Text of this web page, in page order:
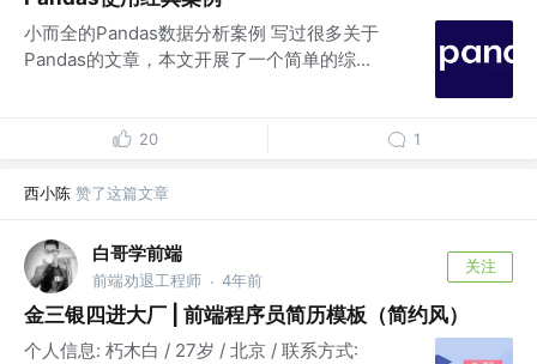
小而全的Pandas数据分析案例 写过很多关于
Pandas的文章，本文开展了一个简单的综...
20 1
西小陈 赞了这篇文章
白哥学前端
前端劝退工程师 · 4年前
关注
金三银四进大厂 | 前端程序员简历模板（简约风）
个人信息: 朽木白 / 27岁 / 北京 / 联系方式: